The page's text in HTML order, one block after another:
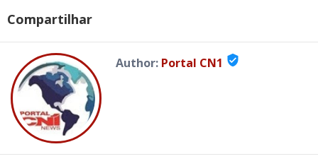
Compartilhar
Author: Portal CN1 verified_user